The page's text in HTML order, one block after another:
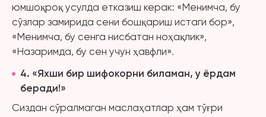
юмшоқроқ усулда етказиш керак: «Менимча, бу
сўзлар замирида сени бошқариш истаги бор»,
«Менимча, бу сенга нисбатан ноҳақлик»,
«Назаримда, бу сен учун ҳавфли».
4. «Яхши бир шифокорни биламан, у ёрдам
беради!»
Сиздан сўралмаган маслаҳатлар ҳам тўғри